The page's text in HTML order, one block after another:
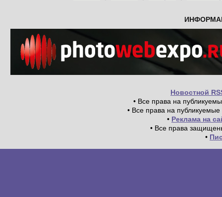
Новостной
• Все права на
• Все права на
• Реклама на
• Все права
•